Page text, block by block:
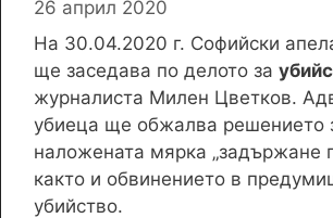
26 април 2020
На 30.04.2020 г. Софийски
ще заседава по делото за
журналиста Милен Цветков.
убиеца ще обжалва решението
наложената мярка „задържане
както и обвинението в
убийство.